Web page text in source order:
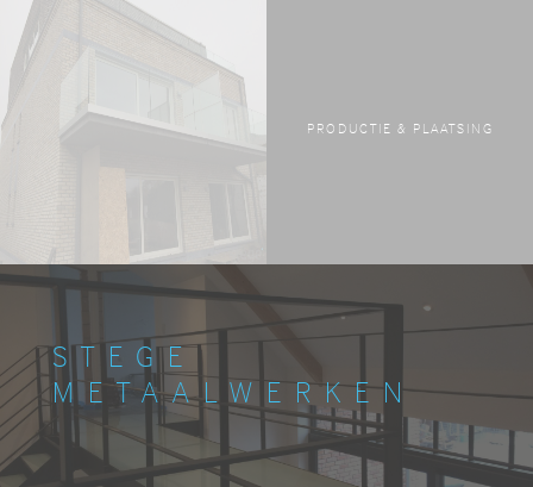
PRODUCTIE & PLAATSING
STEGE
METAALWERKEN